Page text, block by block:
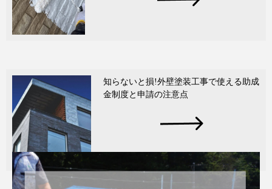
知らないと損!外壁塗装工事で使える助成
金制度と申請の注意点